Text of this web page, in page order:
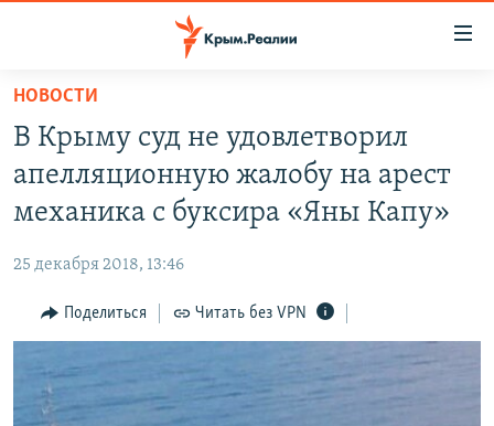
Вернуться
основному
содержанию
главной
навигации
Вернутся
поиску
СПЕЦПРОЕКТЫ
11 ЛЕТ ОККУПАЦИИ КРЫМА. 11 ИСТОРИЙ СОПРОТИВЛЕНИЯ
ЕЩЕ
ИНТЕРАКТИВ
ТЕЛЕПРОЕКТ КРЫМ.РЕАЛИИ
РАДІО СВОБОДА
Українською
НОВОСТИ
В Крыму суд не удовлетворил
апелляционную жалобу на арест
механика с буксира «Яны Капу»
25 декабря 2018, 13:46
Поделиться Читать без VPN